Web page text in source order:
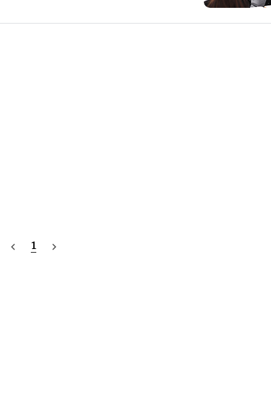
경우가 많습니다. 회사원으로서 일정한 월급을
어렵다는 한계가 있기 때문입니다. 또한, 회사에
문제도 있습니다. 이러한 이유로 소자본 창업
navigate_before 1 navigate_next